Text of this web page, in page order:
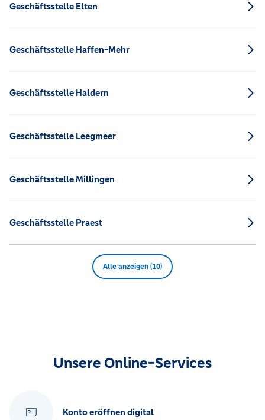
Geschäftsstelle Elten
Geschäftsstelle Haffen-Mehr
Geschäftsstelle Haldern
Geschäftsstelle Leegmeer
Geschäftsstelle Millingen
Geschäftsstelle Praest
Alle anzeigen (10)
Unsere Online-Services
Konto eröffnen digital